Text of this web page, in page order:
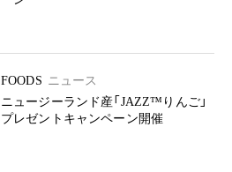
FOODS ニュース
ニュージーランド産「JAZZ™りんご」
プレゼントキャンペーン開催